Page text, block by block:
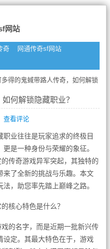
网站
奇
网通传奇sf网站
得的鬼蜮带路人传奇，如何解锁
何解锁隐藏职业？
查看评论
业往往是玩家追求的终极目
是一种身份与荣耀的象征。
传奇游戏异军突起，其独特的
来了全新的挑战与乐趣。本文
，助您率先踏上巅峰之路。
核心特色是什么？
的名字，而是近期一批新兴传
设定。其最大特色在于，游戏